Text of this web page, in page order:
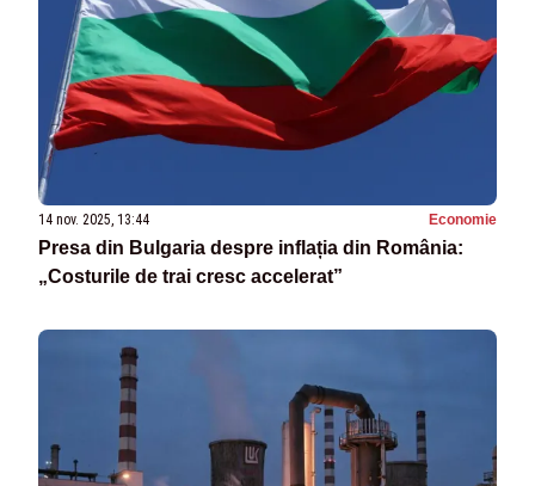
14 nov. 2025, 13:44 Economie
Presa din Bulgaria despre inflația din România:
„Costurile de trai cresc accelerat”